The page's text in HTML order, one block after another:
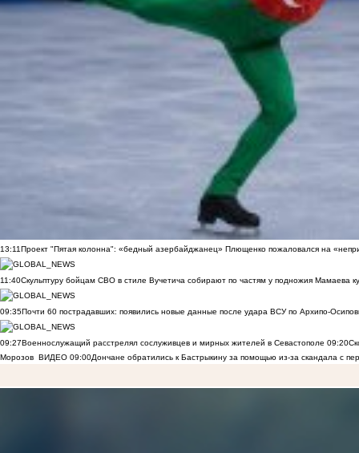
13:11Проект "Пятая колонна": «бедный азербайджанец» Плющенко пожаловался на
11:40Скульптуру бойцам СВО в стиле Вучетича собирают по частям у подножия Мамаева
09:35Почти 60 пострадавших: появились новые данные после удара ВСУ по Архипо-
09:27Военнослужащий расстрелял сослуживцев и мирных жителей в Севастополе 09:20
Морозов ВИДЕО 09:00Дончане обратились к Бастрыкину за помощью из-за скандала с